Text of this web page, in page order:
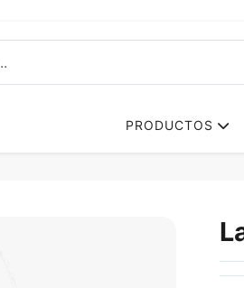
PRODUCTOS